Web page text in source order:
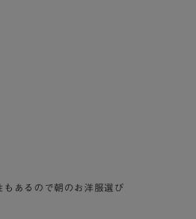
あるので朝のお洋服選び